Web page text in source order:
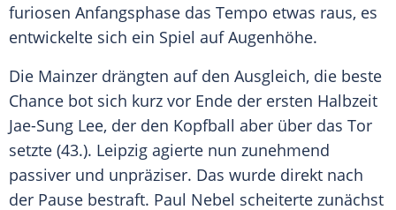
furiosen Anfangsphase das Tempo etwas raus, es
entwickelte sich ein Spiel auf Augenhöhe.
Die Mainzer drängten auf den Ausgleich, die beste
Chance bot sich kurz vor Ende der ersten Halbzeit
Jae-Sung Lee, der den Kopfball aber über das Tor
setzte (43.). Leipzig agierte nun zunehmend
passiver und unpräziser. Das wurde direkt nach
der Pause bestraft. Paul Nebel scheiterte zunächst